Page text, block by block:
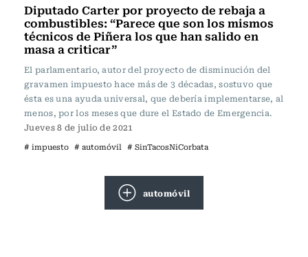
Diputado Carter por proyecto de rebaja a
combustibles: “Parece que son los mismos
técnicos de Piñera los que han salido en
masa a criticar”
El parlamentario, autor del proyecto de disminución del
gravamen impuesto hace más de 3 décadas, sostuvo que
ésta es una ayuda universal, que debería implementarse, al
menos, por los meses que dure el Estado de Emergencia.
Jueves 8 de julio de 2021
# impuesto # automóvil # SinTacosNiCorbata
automóvil